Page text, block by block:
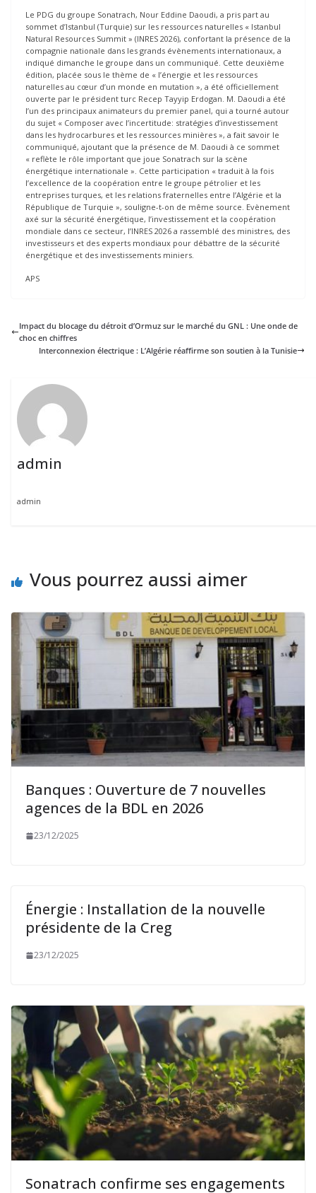
Le PDG du groupe Sonatrach, Nour Eddine Daoudi, a pris part au
sommet d’Istanbul (Turquie) sur les ressources naturelles « Istanbul
Natural Resources Summit » (INRES 2026), confortant la présence de la
compagnie nationale dans les grands évènements internationaux, a
indiqué dimanche le groupe dans un communiqué. Cette deuxième
édition, placée sous le thème de « l’énergie et les ressources
naturelles au cœur d’un monde en mutation », a été officiellement
ouverte par le président turc Recep Tayyip Erdogan. M. Daoudi a été
l’un des principaux animateurs du premier panel, qui a tourné autour
du sujet « Composer avec l’incertitude: stratégies d’investissement
dans les hydrocarbures et les ressources minières », a fait savoir le
communiqué, ajoutant que la présence de M. Daoudi à ce sommet
« reflète le rôle important que joue Sonatrach sur la scène
énergétique internationale ». Cette participation « traduit à la fois
l’excellence de la coopération entre le groupe pétrolier et les
entreprises turques, et les relations fraternelles entre l’Algérie et la
République de Turquie », souligne-t-on de même source. Evènement
axé sur la sécurité énergétique, l’investissement et la coopération
mondiale dans ce secteur, l’INRES 2026 a rassemblé des ministres, des
investisseurs et des experts mondiaux pour débattre de la sécurité
énergétique et des investissements miniers.
APS
Impact du blocage du détroit d’Ormuz sur le marché du GNL : Une onde de
choc en chiffres
Interconnexion électrique : L’Algérie réaffirme son soutien à la Tunisie
admin
admin
Vous pourrez aussi aimer
Banques : Ouverture de 7 nouvelles
agences de la BDL en 2026
23/12/2025
Énergie : Installation de la nouvelle
présidente de la Creg
23/12/2025
Sonatrach confirme ses engagements